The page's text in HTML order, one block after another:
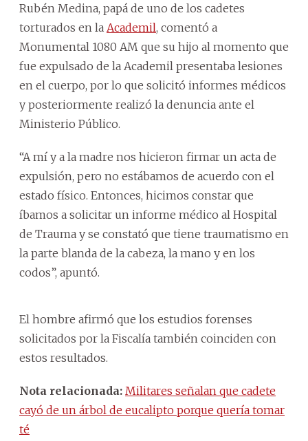
Rubén Medina, papá de uno de los cadetes
torturados en la Academil, comentó a
Monumental 1080 AM que su hijo al momento que
fue expulsado de la Academil presentaba lesiones
en el cuerpo, por lo que solicitó informes médicos
y posteriormente realizó la denuncia ante el
Ministerio Público.
“A mí y a la madre nos hicieron firmar un acta de
expulsión, pero no estábamos de acuerdo con el
estado físico. Entonces, hicimos constar que
íbamos a solicitar un informe médico al Hospital
de Trauma y se constató que tiene traumatismo en
la parte blanda de la cabeza, la mano y en los
codos”, apuntó.
El hombre afirmó que los estudios forenses
solicitados por la Fiscalía también coinciden con
estos resultados.
Nota relacionada: Militares señalan que cadete
cayó de un árbol de eucalipto porque quería tomar
té